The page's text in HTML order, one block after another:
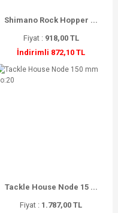
Shimano Rock Hopper ...
Fiyat : 918,00 TL
İndirimli 872,10 TL
Tackle House Node 15 ...
Fiyat : 1.787,00 TL